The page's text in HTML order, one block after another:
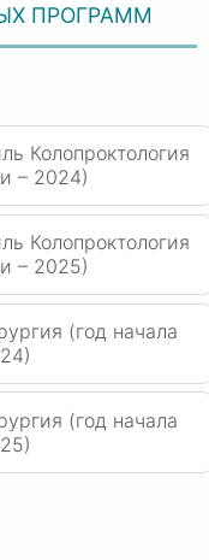
ПРОГРАММ
Колопроктология
– 2024)
Колопроктология
– 2025)
(год начала
(год начала